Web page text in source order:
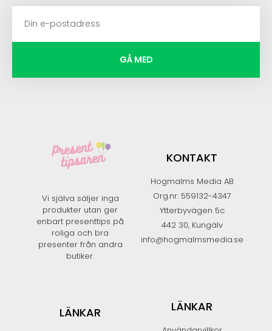
GÅ MED
Vi själva säljer inga
produkter utan ger
enbart presenttips på
roliga och bra
presenter från andra
butiker.​
KONTAKT
Hogmalms Media AB
Org.nr: 559132-4347
Ytterbyvägen 5c
442 30, Kungälv
info@hogmalmsmedia.se
LÄNKAR LÄNKAR